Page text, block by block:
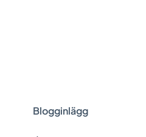
Blogginlägg